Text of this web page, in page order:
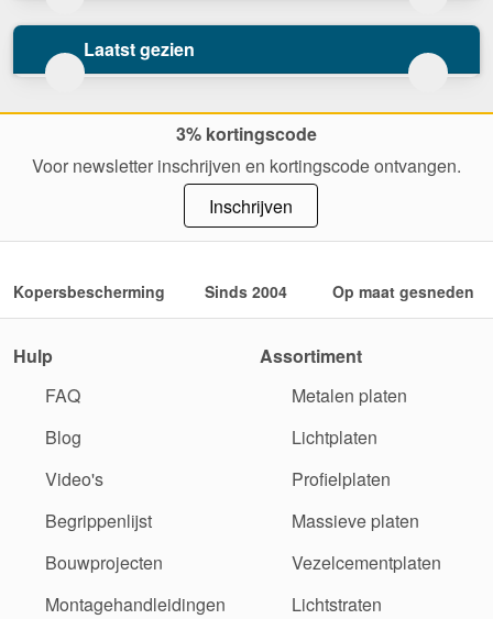
Laatst gezien
3% kortingscode
Voor newsletter inschrijven en kortingscode ontvangen.
Inschrijven
Kopersbescherming Sinds 2004 Op maat gesneden
Hulp
FAQ
Blog
Video's
Begrippenlijst
Bouwprojecten
Montagehandleidingen
Assortiment
Metalen platen
Lichtplaten
Profielplaten
Massieve platen
Vezelcementplaten
Lichtstraten